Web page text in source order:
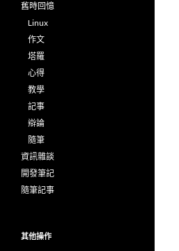
舊時回憶
Linux
作文
塔羅
心得
教學
記事
辯論
隨筆
資訊雜談
開發筆記
隨筆記事
其他操作